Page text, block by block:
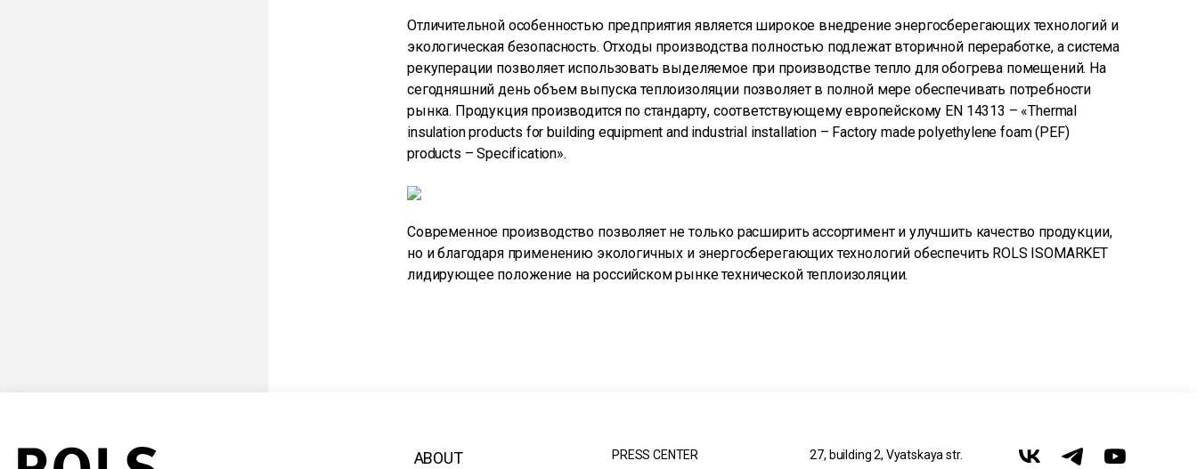
Отличительной особенностью предприятия является широкое внедрение энергосберегающих технологий и
экологическая безопасность. Отходы производства полностью подлежат вторичной переработке, а система
рекуперации позволяет использовать выделяемое при производстве тепло для обогрева помещений. На
сегодняшний день объем выпуска теплоизоляции позволяет в полной мере обеспечивать потребности
рынка. Продукция производится по стандарту, соответствующему европейскому EN 14313 – «Thermal
insulation products for building equipment and industrial installation – Factory made polyethylene foam (PEF)
products – Specification».
Современное производство позволяет не только расширить ассортимент и улучшить качество продукции,
но и благодаря применению экологичных и энергосберегающих технологий обеспечить ROLS ISOMARKET
лидирующее положение на российском рынке технической теплоизоляции.
ABOUT PRESS CENTER 27, building 2, Vyatskaya str.